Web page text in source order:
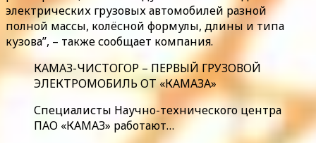
электрических грузовых автомобилей разной
полной массы, колёсной формулы, длины и типа
кузова”, – также сообщает компания.
КАМАЗ-ЧИСТОГОР – ПЕРВЫЙ ГРУЗОВОЙ
ЭЛЕКТРОМОБИЛЬ ОТ «КАМАЗА»
Специалисты Научно-технического центра
ПАО «КАМАЗ» работают…